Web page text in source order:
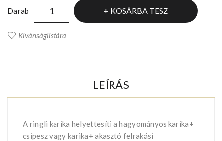
Darab KOSÁRBA TESZ
Kívánságlistára
LEÍRÁS
A ringli karika helyettesíti a hagyományos karika+
csipesz vagy karika+ akasztó felrakási